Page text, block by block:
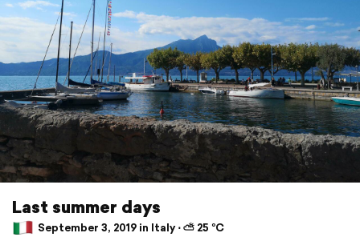
Last summer days
September 3, 2019 in Italy ⋅ ⛅ 25 °C